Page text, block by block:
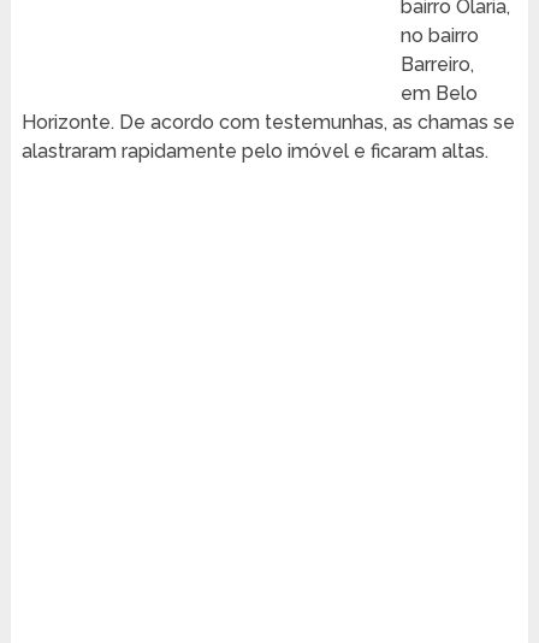
bairro Olaria,
no bairro
Barreiro,
em Belo
Horizonte. De acordo com testemunhas, as chamas se
alastraram rapidamente pelo imóvel e ficaram altas.